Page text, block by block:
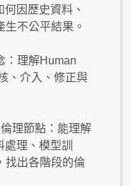
因歷史資料、
不公平結果。
：理解Human
、介入、修正與
理節點：能理解
理、模型訓
找出各階段的倫